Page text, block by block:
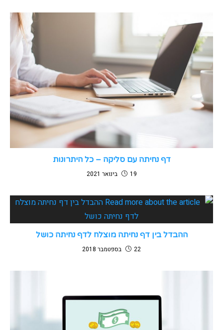
דף נחיתה עם סליקה – כל היתרונות
19 בינואר 2021
ההבדל בין דף נחיתה מוצלח לדף נחיתה כושל
22 בספטמבר 2018